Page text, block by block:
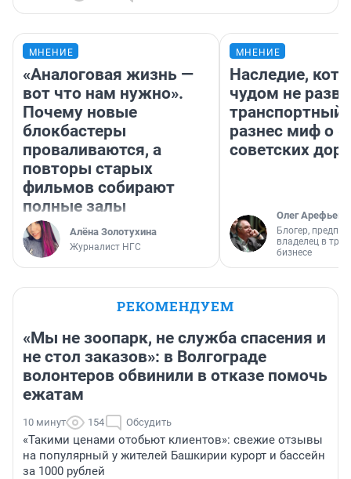
МНЕНИЕ
«Аналоговая жизнь —
вот что нам нужно».
Почему новые
блокбастеры
проваливаются, а
повторы старых
фильмов собирают
полные залы
Алёна Золотухина
Журналист НГС
МНЕНИЕ
Наследие,
чудом не
транспортный
разнес миф о
советских
Олег Арефьев
Блогер,
владелец в
бизнесе
РЕКОМЕНДУЕМ
«Мы не зоопарк, не служба спасения и
не стол заказов»: в Волгограде
волонтеров обвинили в отказе помочь
ежатам
10 минут 154 Обсудить
«Такими ценами отобьют клиентов»: свежие отзывы
на популярный у жителей Башкирии курорт и бассейн
за 1000 рублей